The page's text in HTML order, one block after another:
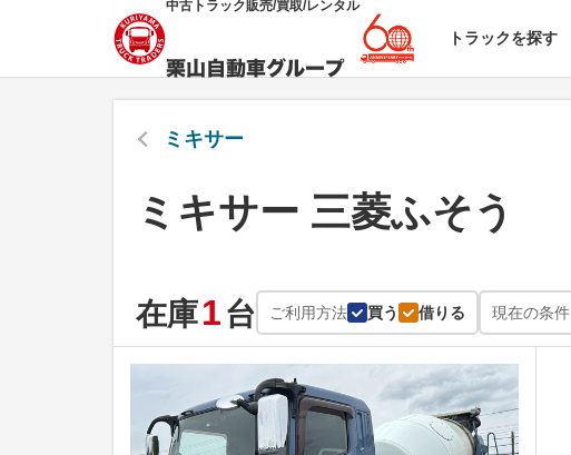
中古トラック販売/買取/レンタル
トラックを探す
ミキサー
ミキサー 三菱ふそう
在庫1台 ご利用方法 買う 借りる 現在の条件